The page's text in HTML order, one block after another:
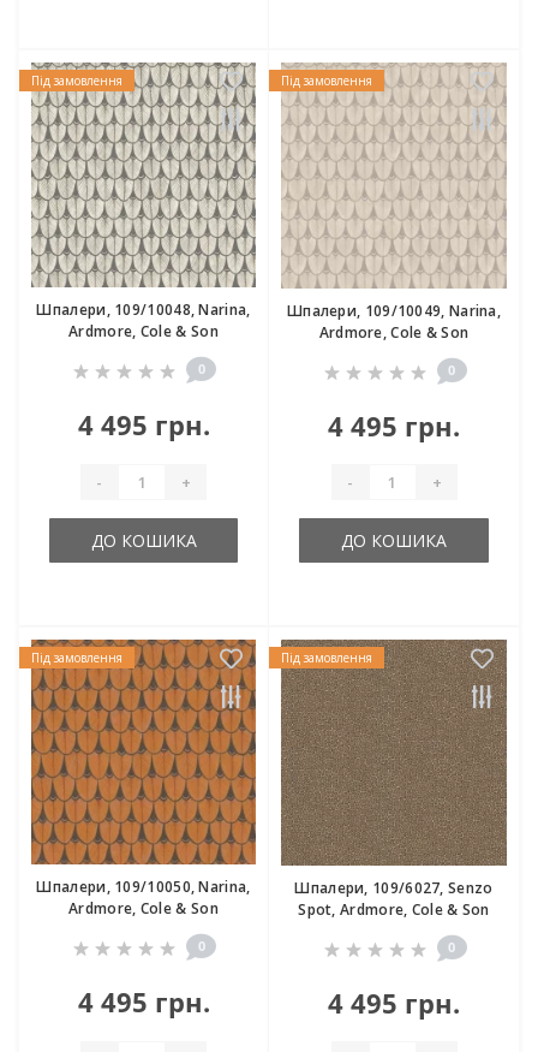
Під замовлення
Шпалери, 109/10048, Narina,
Ardmore, Cole & Son
0
4 495 грн.
- +
ДО КОШИКА
Під замовлення
Шпалери, 109/10049, Narina,
Ardmore, Cole & Son
0
4 495 грн.
- +
ДО КОШИКА
Під замовлення
Шпалери, 109/10050, Narina,
Ardmore, Cole & Son
0
4 495 грн.
Під замовлення
Шпалери, 109/6027, Senzo
Spot, Ardmore, Cole & Son
0
4 495 грн.